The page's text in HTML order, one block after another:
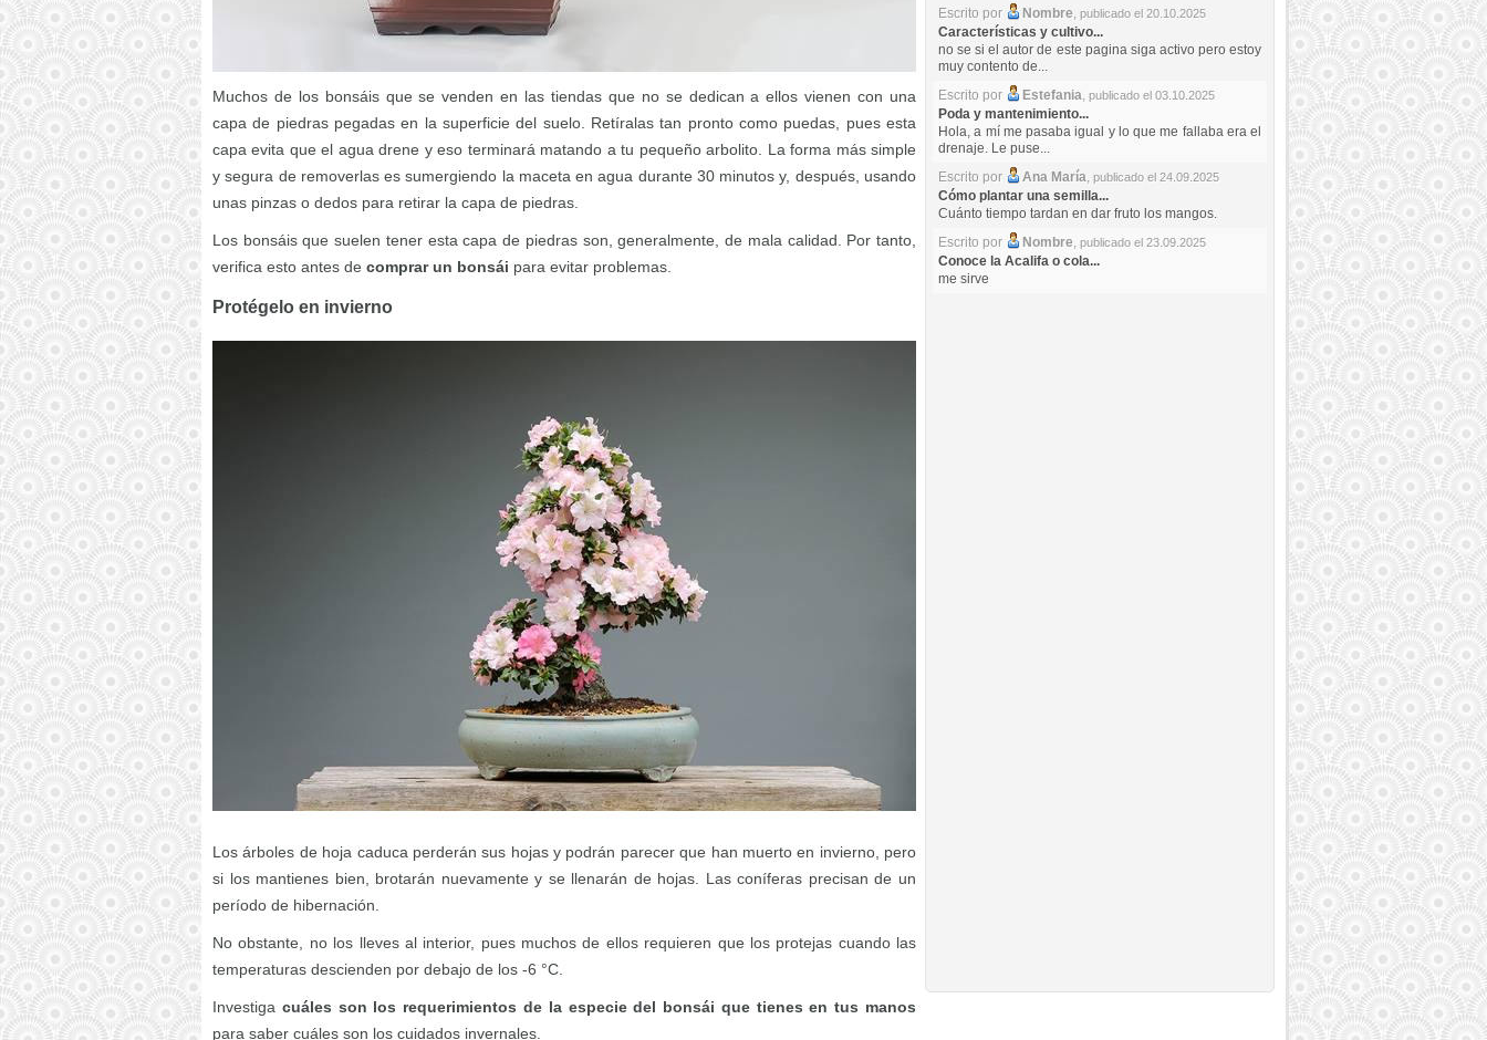
Muchos de los bonsáis que se venden en las tiendas que no se dedican a ellos vienen con una
capa de piedras pegadas en la superficie del suelo. Retíralas tan pronto como puedas, pues esta
capa evita que el agua drene y eso terminará matando a tu pequeño arbolito. La forma más simple
y segura de removerlas es sumergiendo la maceta en agua durante 30 minutos y, después, usando
unas pinzas o dedos para retirar la capa de piedras.
Los bonsáis que suelen tener esta capa de piedras son, generalmente, de mala calidad. Por tanto,
verifica esto antes de comprar un bonsái para evitar problemas.
Protégelo en invierno
Los árboles de hoja caduca perderán sus hojas y podrán parecer que han muerto en invierno, pero
si los mantienes bien, brotarán nuevamente y se llenarán de hojas. Las coníferas precisan de un
período de hibernación.
No obstante, no los lleves al interior, pues muchos de ellos requieren que los protejas cuando las
temperaturas descienden por debajo de los -6 °C.
Investiga cuáles son los requerimientos de la especie del bonsái que tienes en tus manos
para saber cuáles son los cuidados invernales.
Escrito por Nombre, publicado el 20.10.2025
Características y cultivo...
no se si el autor de este pagina siga activo pero estoy
muy contento de...
Escrito por
Estefania, publicado el 03.10.2025
Poda y mantenimiento...
Hola, a mí me pasaba igual y lo que me fallaba era el
drenaje. Le puse...
Escrito por
Ana María, publicado el 24.09.2025
Cómo plantar una semilla...
Cuánto tiempo tardan en dar fruto los mangos.
Escrito por
Nombre, publicado el 23.09.2025
Conoce la Acalifa o cola...
me sirve